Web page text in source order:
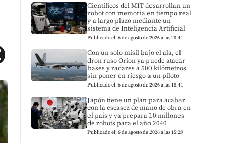
Científicos del MIT desarrollan un
robot con memoria en tiempo real
y a largo plazo mediante un
sistema de Inteligencia Artificial
Publicado el: 6 de agosto de 2026 a las 20:41
Con un solo misil bajo el ala, el
dron ruso Orion ya puede atacar
bases y radares a 500 kilómetros
sin poner en riesgo a un piloto
Publicado el: 6 de agosto de 2026 a las 18:41
Japón tiene un plan para acabar
con la escasez de mano de obra en
el país y ya prepara 10 millones
de robots para el año 2040
Publicado el: 6 de agosto de 2026 a las 15:29